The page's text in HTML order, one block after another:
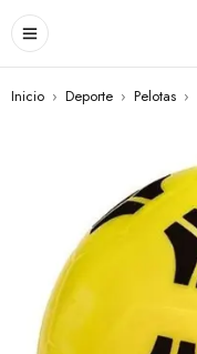
Inicio › Deporte › Pelotas ›